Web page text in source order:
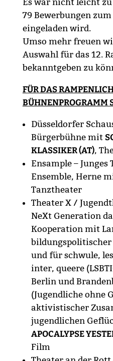
Es war nicht leicht
79 Bewerbungen
eingeladen wird.
Umso mehr freuen
Auswahl für das 12.
bekanntgeben zu
FÜR DAS
BÜHNENPROGRAMM
Düsseldorfer
Bürgerbühne mit
KLASSIKER (AT),
Ensample –
Ensemble, Herne
Tanztheater
Theater X /
NeXt Generation
Kooperation mit
bildungspolitischer
und für schwule,
inter, queere
Berlin und
(Jugendliche ohne
aktivistischer
jugendlichen
APOCALYPSE
Film